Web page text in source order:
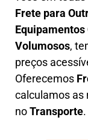
Frete para
Volumosos,
preços
Oferecemos F
calculamos as
noTransporte.